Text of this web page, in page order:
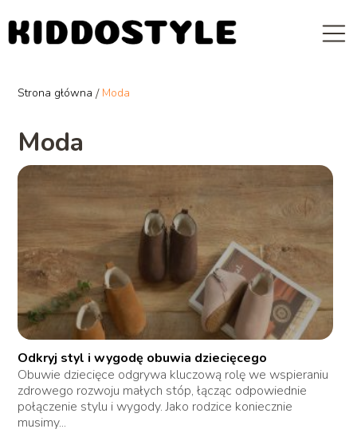
Strona główna / Moda
Moda
Odkryj styl i wygodę obuwia dziecięcego
Obuwie dziecięce odgrywa kluczową rolę we wspieraniu
zdrowego rozwoju małych stóp, łącząc odpowiednie
połączenie stylu i wygody. Jako rodzice koniecznie
musimy...